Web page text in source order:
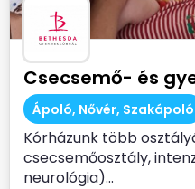
Csecsemő- és
Ápoló, Nővér, Szakápoló
Kórházunk több
csecsemőosztály,
neurológia)...